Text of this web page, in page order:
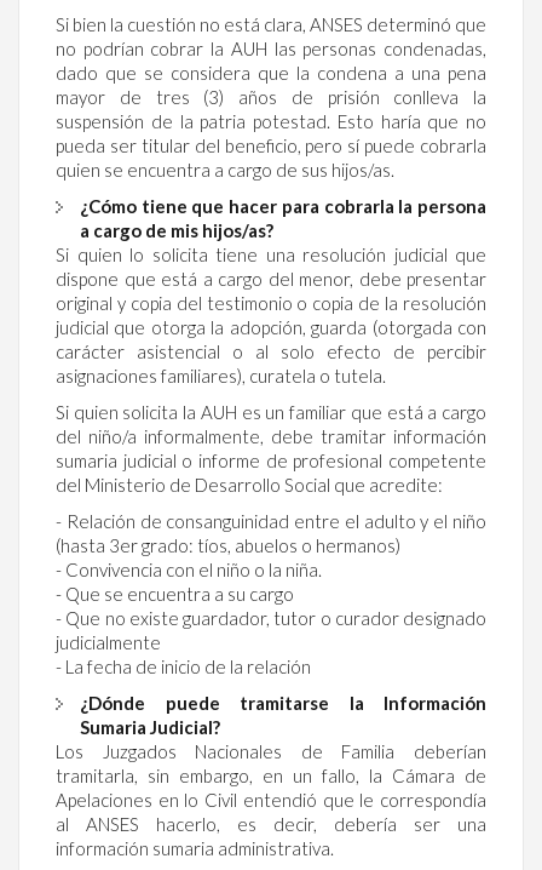
Si bien la cuestión no está clara, ANSES determinó que
no podrían cobrar la AUH las personas condenadas,
dado que se considera que la condena a una pena
mayor de tres (3) años de prisión conlleva la
suspensión de la patria potestad. Esto haría que no
pueda ser titular del beneficio, pero sí puede cobrarla
quien se encuentra a cargo de sus hijos/as.
¿Cómo tiene que hacer para cobrarla la persona
a cargo de mis hijos/as?
Si quien lo solicita tiene una resolución judicial que
dispone que está a cargo del menor, debe presentar
original y copia del testimonio o copia de la resolución
judicial que otorga la adopción, guarda (otorgada con
carácter asistencial o al solo efecto de percibir
asignaciones familiares), curatela o tutela.
Si quien solicita la AUH es un familiar que está a cargo
del niño/a informalmente, debe tramitar información
sumaria judicial o informe de profesional competente
del Ministerio de Desarrollo Social que acredite:
- Relación de consanguinidad entre el adulto y el niño
(hasta 3er grado: tíos, abuelos o hermanos)
- Convivencia con el niño o la niña.
- Que se encuentra a su cargo
- Que no existe guardador, tutor o curador designado
judicialmente
- La fecha de inicio de la relación
¿Dónde puede tramitarse la Información
Sumaria Judicial?
Los Juzgados Nacionales de Familia deberían
tramitarla, sin embargo, en un fallo, la Cámara de
Apelaciones en lo Civil entendió que le correspondía
al ANSES hacerlo, es decir, debería ser una
información sumaria administrativa.